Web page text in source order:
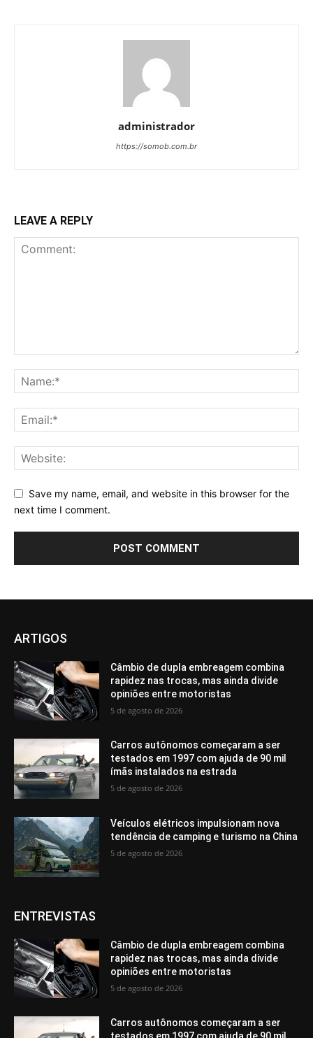
administrador
https://somob.com.br
LEAVE A REPLY
Save my name, email, and website in this browser for the
next time I comment.
ARTIGOS
Câmbio de dupla embreagem combina
rapidez nas trocas, mas ainda divide
opiniões entre motoristas
5 de agosto de 2026
Carros autônomos começaram a ser
testados em 1997 com ajuda de 90 mil
ímãs instalados na estrada
5 de agosto de 2026
Veículos elétricos impulsionam nova
tendência de camping e turismo na China
5 de agosto de 2026
ENTREVISTAS
Câmbio de dupla embreagem combina
rapidez nas trocas, mas ainda divide
opiniões entre motoristas
5 de agosto de 2026
Carros autônomos começaram a ser